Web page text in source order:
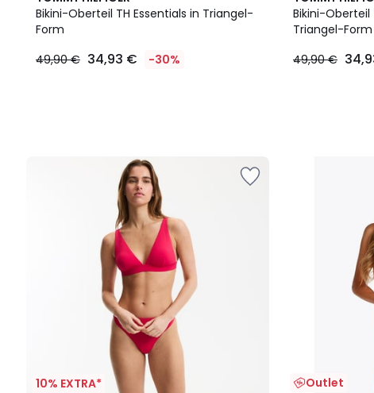
Bikini-Oberteil TH Essentials in Triangel-
Form
49,90 € 34,93 € -30%
Bikini-Oberteil
Triangel-Form
49,90 €
10% EXTRA* Outlet